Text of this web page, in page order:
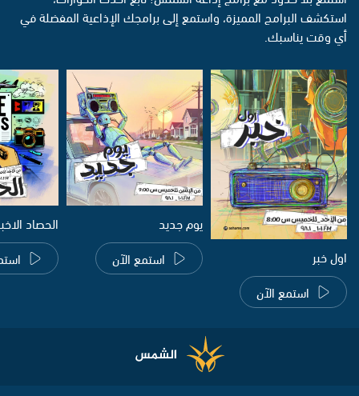
استكشف البرامج المميزة، واستمع إلى برامجك الإذاعية المفضلة في
أي وقت يناسبك.
اول خبر
استمع الآن
يوم جديد
استمع الآن
الحصاد